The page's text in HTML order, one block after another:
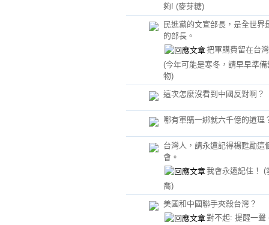
夠! (麥芽糖)
民進黨的文宣部長，是全世界
的部長。
把軍購費留在台
(今年可能是寒冬，請早早準
物)
這次怎麼沒看到中國反對啊？
哪有軍購一綁就六千億的道理
台灣人，請永遠記得楊甦勵這
會。
我會永遠記住！ (
喬)
美國和中國聯手夾殺台灣？
對不起: 提醒一聲